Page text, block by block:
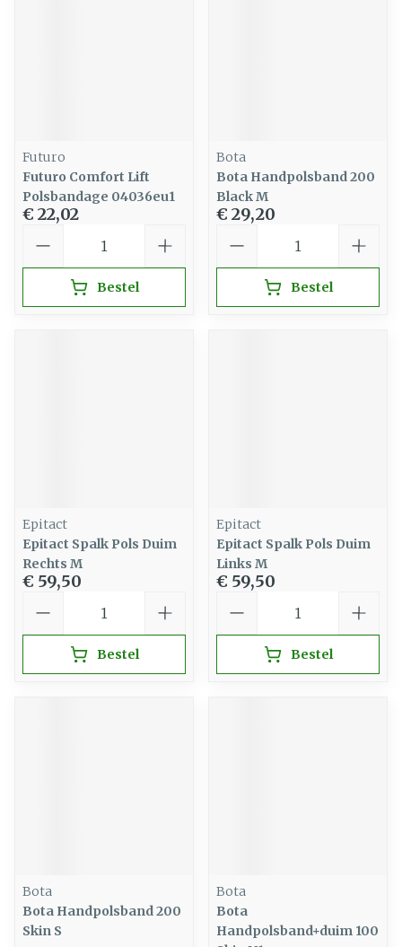
Futuro
Futuro Comfort Lift
Polsbandage 04036eu1
€ 22,02
Bestel
Bota
Bota Handpolsband 200
Black M
€ 29,20
Bestel
Epitact
Epitact Spalk Pols Duim
Rechts M
€ 59,50
Bestel
Epitact
Epitact Spalk Pols Duim
Links M
€ 59,50
Bestel
Bota
Bota Handpolsband 200
Skin S
Bota
Bota
Handpolsband+duim 100